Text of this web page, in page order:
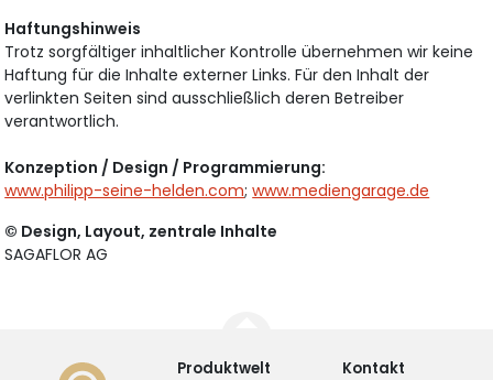
Haftungshinweis
Trotz sorgfältiger inhaltlicher Kontrolle übernehmen wir keine
Haftung für die Inhalte externer Links. Für den Inhalt der
verlinkten Seiten sind ausschließlich deren Betreiber
verantwortlich.
Konzeption / Design / Programmierung:
www.philipp-seine-helden.com;www.mediengarage.de
© Design, Layout, zentrale Inhalte
SAGAFLOR AG
Produktwelt Kontakt